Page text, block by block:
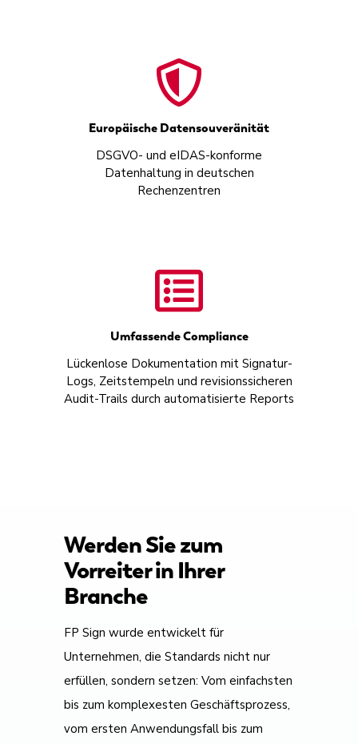
Europäische Datensouveränität
DSGVO- und eIDAS-konforme
Datenhaltung in deutschen
Rechenzentren
Umfassende Compliance
Lückenlose Dokumentation mit Signatur-
Logs, Zeitstempeln und revisionssicheren
Audit-Trails durch automatisierte Reports
Werden Sie zum
Vorreiter in Ihrer
Branche
FP Sign wurde entwickelt für
Unternehmen, die Standards nicht nur
erfüllen, sondern setzen: Vom einfachsten
bis zum komplexesten Geschäftsprozess,
vom ersten Anwendungsfall bis zum